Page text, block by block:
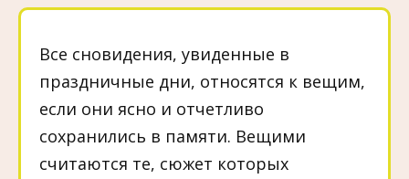
Все сновидения, увиденные в
праздничные дни, относятся к вещим,
если они ясно и отчетливо
сохранились в памяти. Вещими
считаются те, сюжет которых